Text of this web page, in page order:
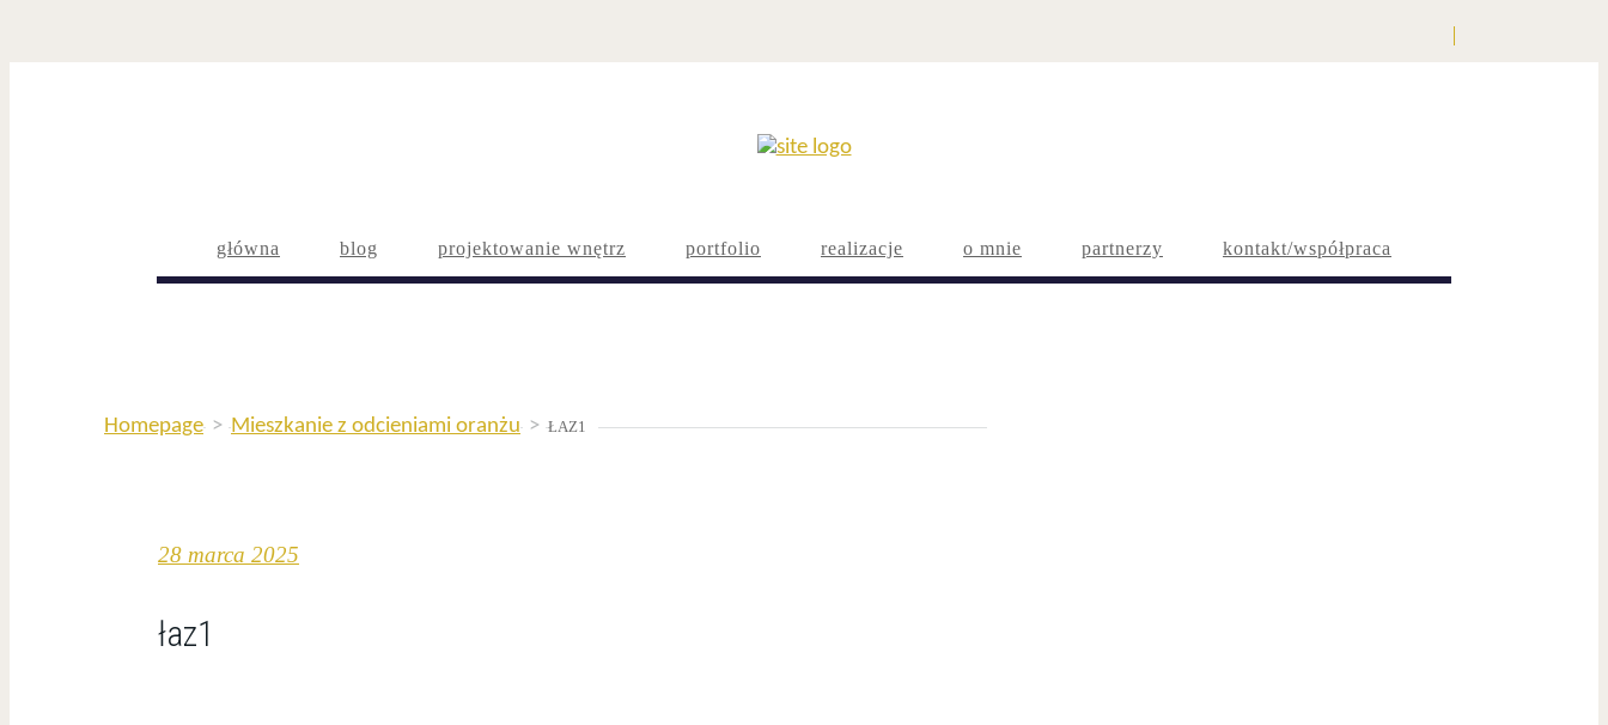
główna blog projektowanie wnętrz portfolio realizacje o mnie partnerzy kontakt/współpraca
Homepage > Mieszkanie z odcieniami oranżu > ŁAZ1
28 marca 2025
łaz1